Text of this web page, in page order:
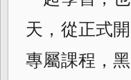
天，從正式
專屬課程，